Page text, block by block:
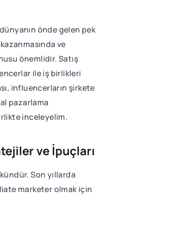
önde gelen pek
ve
önemlidir. Satış
ile iş birlikleri
influencerların şirkete
pazarlama
inceleyelim.
ve İpuçları
Son yıllarda
marketer olmak için